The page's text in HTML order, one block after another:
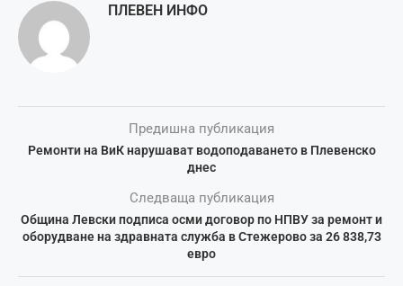
ПЛЕВЕН ИНФО
Предишна публикация
Ремонти на ВиК нарушават водоподаването в Плевенско
днес
Следваща публикация
Община Левски подписа осми договор по НПВУ за ремонт и
оборудване на здравната служба в Стежерово за 26 838,73
евро